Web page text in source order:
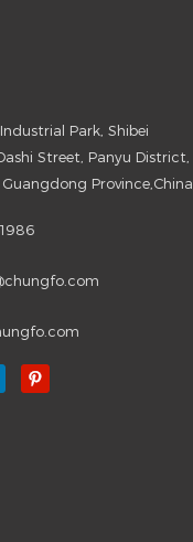
Park, Shibei
Street, Panyu District,
Province,China